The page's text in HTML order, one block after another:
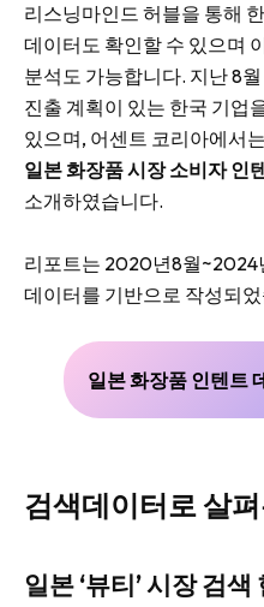
리스닝마인드 허블을 통해
데이터도 확인할 수 있으며
분석도 가능합니다. 지난 8
진출 계획이 있는 한국 기업
있으며, 어센트 코리아에서는
일본 화장품 시장 소비자 인
소개하였습니다.
리포트는 2020년8월~2024
데이터를 기반으로 작성되
일본 화장품 인텐트
검색데이터로 살
일본 ‘뷰티’ 시장 검색